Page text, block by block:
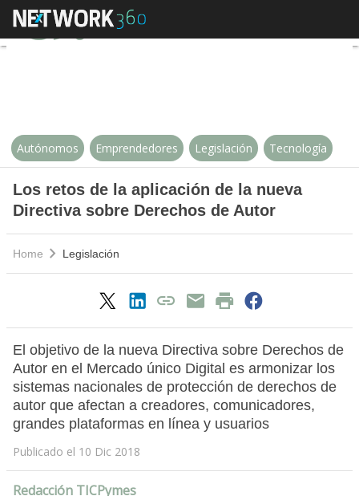
Los retos de la aplicación de la
Autónomos Emprendedores Legislación Tecnología
Los retos de la aplicación de la nueva
Directiva sobre Derechos de Autor
Home Legislación
El objetivo de la nueva Directiva sobre Derechos de
Autor en el Mercado único Digital es armonizar los
sistemas nacionales de protección de derechos de
autor que afectan a creadores, comunicadores,
grandes plataformas en línea y usuarios
Publicado el 10 Dic 2018
Redacción TICPymes